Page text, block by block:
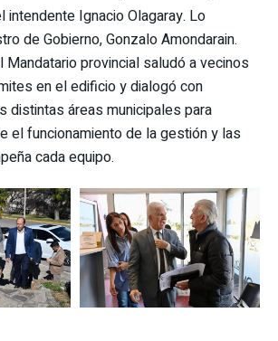
Ignacio Olagaray. Lo
de Gobierno, Gonzalo Amondarain.
Mandatario provincial saludó a vecinos
en el edificio y dialogó con
distintas áreas municipales para
el funcionamiento de la gestión y las
cada equipo.